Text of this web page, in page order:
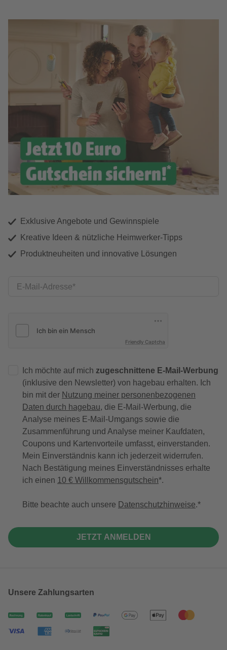
Exklusive Angebote und Gewinnspiele
Kreative Ideen & nützliche Heimwerker-Tipps
Produktneuheiten und innovative Lösungen
E-Mail-Adresse
Friendly Captcha
Ich möchte auf mich zugeschnittene E-Mail-Werbung
(inklusive den Newsletter) von hagebau erhalten. Ich
bin mit der Nutzung meiner personenbezogenen
Daten durch hagebau, die E-Mail-Werbung, die
Analyse meines E-Mail-Umgangs sowie die
Zusammenführung und Analyse meiner Kaufdaten,
Coupons und Kartenvorteile umfasst, einverstanden.
Mein Einverständnis kann ich jederzeit widerrufen.
Nach Bestätigung meines Einverständnisses erhalte
ich einen 10 € Willkommensgutschein*.
Bitte beachte auch unsere Datenschutzhinweise.
JETZT ANMELDEN
Unsere Zahlungsarten